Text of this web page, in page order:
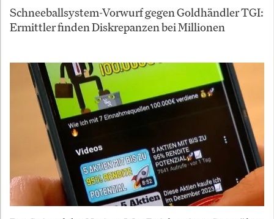
Schneeballsystem-Vorwurf gegen Goldhändler TGI:
Ermittler finden Diskrepanzen bei Millionen